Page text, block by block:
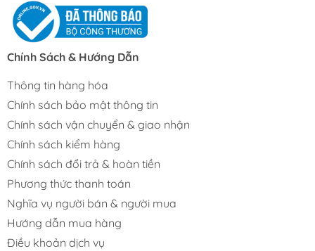
Chính Sách & Hướng Dẫn
Thông tin hàng hóa
Chính sách bảo mật thông tin
Chính sách vận chuyển & giao nhận
Chính sách kiểm hàng
Chính sách đổi trả & hoàn tiền
Phương thức thanh toán
Nghĩa vụ người bán & người mua
Hướng dẫn mua hàng
Điều khoản dịch vụ